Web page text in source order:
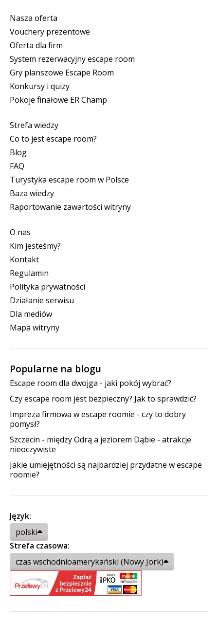
Nasza oferta
Vouchery prezentowe
Oferta dla firm
System rezerwacyjny escape room
Gry planszowe Escape Room
Konkursy i quizy
Pokoje finałowe ER Champ
Strefa wiedzy
Co to jest escape room?
Blog
FAQ
Turystyka escape room w Polsce
Baza wiedzy
Raportowanie zawartości witryny
O nas
Kim jesteśmy?
Kontakt
Regulamin
Polityka prywatności
Działanie serwisu
Dla mediów
Mapa witryny
Popularne na blogu
Escape room dla dwojga - jaki pokój wybrać?
Czy escape room jest bezpieczny? Jak to sprawdzić?
Impreza firmowa w escape roomie - czy to dobry
pomysł?
Szczecin - między Odrą a jeziorem Dąbie - atrakcje
nieoczywiste
Jakie umiejętności są najbardziej przydatne w escape
roomie?
Język:
polski
Strefa czasowa:
czas wschodnioamerykański (Nowy Jork)